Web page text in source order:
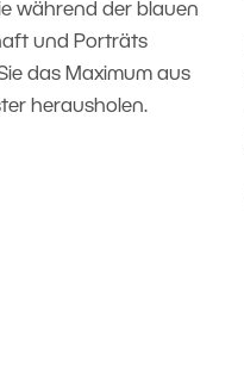
während der blauen
und Porträts
das Maximum aus
herausholen.